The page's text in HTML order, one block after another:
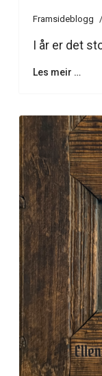
Framsideblogg
I år er det
Les meir …